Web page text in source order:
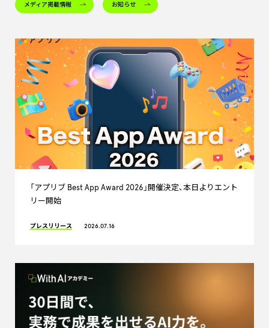
メディア掲載情報 お知らせ
「アプリブ Best App Award 2026」開催決定、本日よりエント
リー開始
プレスリリース 2026.07.16